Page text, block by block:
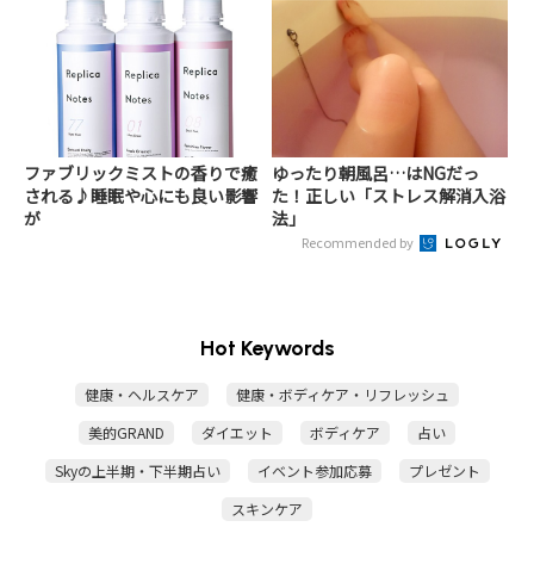
ファブリックミストの香りで癒
される♪睡眠や心にも良い影響
が
ゆったり朝風呂…はNGだっ
た！正しい「ストレス解消入浴
法」
Recommended by
Hot Keywords
健康・ヘルスケア
健康・ボディケア・リフレッシュ
美的GRAND
ダイエット ボディケア
占い
Skyの上半期・下半期占い
イベント参加応募
プレゼント
スキンケア